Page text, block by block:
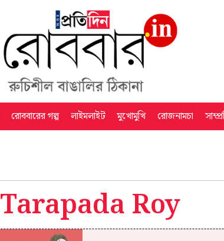
রোববারের গল্প লাইমলাইট মুখোমুখি রোজনামচা
Tarapada Roy